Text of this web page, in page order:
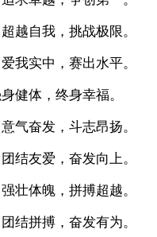
自我，挑战极限。
实中，赛出水平。
体，终身幸福。
奋发，斗志昂扬。
友爱，奋发向上。
体魄，拼搏超越。
拼搏，奋发有为。